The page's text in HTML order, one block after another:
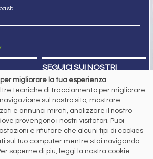
sb
SEGUICI SUI NOSTRI
SOCIAL NETWORK
interamente versato
migliorare la tua esperienza
tecniche di tracciamento per migliorare
sul nostro sito, mostrare
e annunci mirati, analizzare il nostro
provengono i nostri visitatori. Puoi
e rifiutare che alcuni tipi di cookies
sul tuo computer mentre stai navigando
saperne di più, leggi la nostra cookie